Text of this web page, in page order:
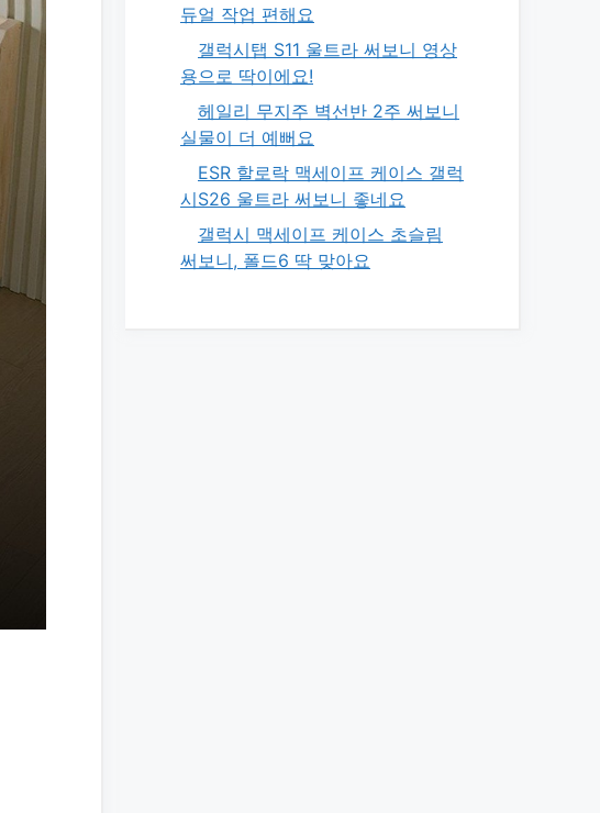
듀얼 작업 편해요
갤럭시탭 S11 울트라 써보니 영상
용으로 딱이에요!
헤일리 무지주 벽선반 2주 써보니
실물이 더 예뻐요
ESR 할로락 맥세이프 케이스 갤럭
시S26 울트라 써보니 좋네요
갤럭시 맥세이프 케이스 초슬림
써보니, 폴드6 딱 맞아요